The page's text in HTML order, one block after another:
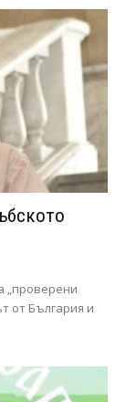
„проверени
от България и